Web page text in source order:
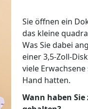
Sie öffnen ein
das kleine
Was Sie dabei
einer 3,5-Zoll-
viele
Hand hatten.
Wann haben